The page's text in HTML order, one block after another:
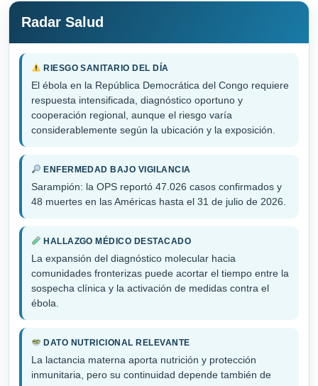
entradas
Radar Salud
RIESGO SANITARIO DEL DÍA
El ébola en la República Democrática del Congo requiere
respuesta intensificada, diagnóstico oportuno y
cooperación regional, aunque el riesgo varía
considerablemente según la ubicación y la exposición.
ENFERMEDAD BAJO VIGILANCIA
Sarampión: la OPS reportó 47.026 casos confirmados y
48 muertes en las Américas hasta el 31 de julio de 2026.
HALLAZGO MÉDICO DESTACADO
La expansión del diagnóstico molecular hacia
comunidades fronterizas puede acortar el tiempo entre la
sospecha clínica y la activación de medidas contra el
ébola.
DATO NUTRICIONAL RELEVANTE
La lactancia materna aporta nutrición y protección
inmunitaria, pero su continuidad depende también de